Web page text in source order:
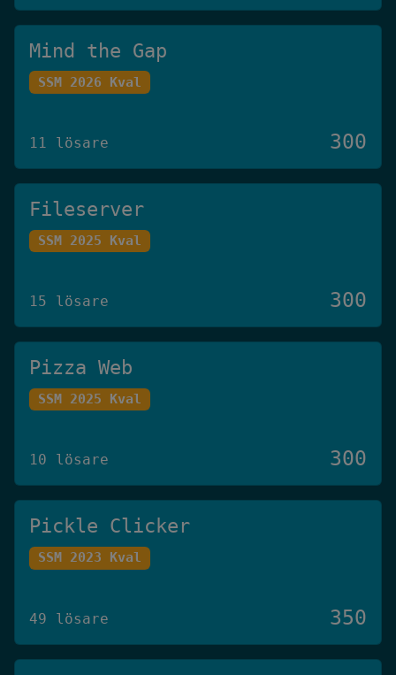
Mind the Gap
SSM 2026 Kval
11 lösare 300
Fileserver
SSM 2025 Kval
15 lösare 300
Pizza Web
SSM 2025 Kval
10 lösare 300
Pickle Clicker
SSM 2023 Kval
49 lösare 350